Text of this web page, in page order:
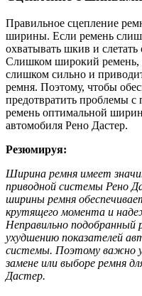
Правильное сцепление
ширины. Если ремень
охватывать шкив и
Слишком широкий ремень,
слишком сильно и
ремня. Поэтому, чтобы
предотвратить проблемы
ремень оптимальной
автомобиля Рено Дастер.
Резюмируя:
Ширина ремня имеет
приводной системы Рено
ширины ремня
крутящего момента и
Неправильно
ухудшению показателей
системы. Поэтому важно
замене или выборе ремня
Дастер.